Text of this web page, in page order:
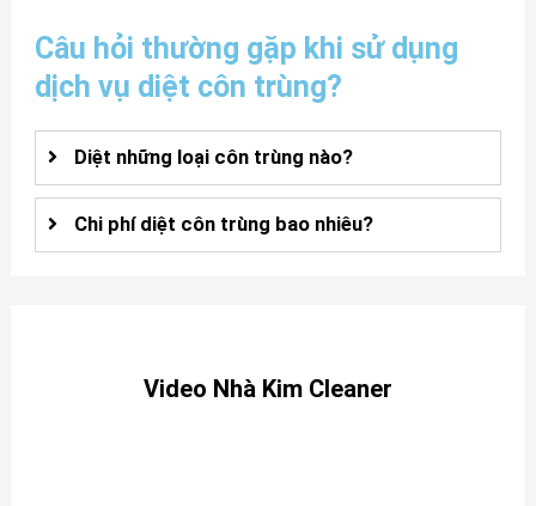
Câu hỏi thường gặp khi sử dụng
dịch vụ diệt côn trùng?
Diệt những loại côn trùng nào?
Chi phí diệt côn trùng bao nhiêu?
Video Nhà Kim Cleaner